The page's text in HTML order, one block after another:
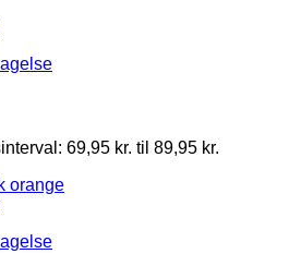
69,95 kr. til 89,95 kr.